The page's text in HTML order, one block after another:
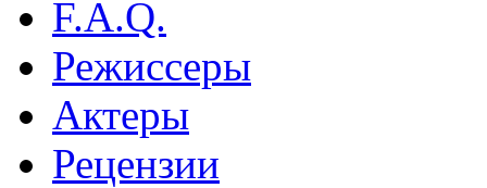
F.A.Q.
Режиссеры
Актеры
Рецензии